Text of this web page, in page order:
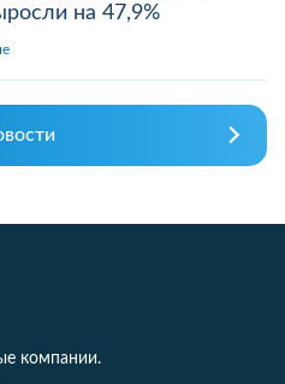
на 47,9%
компании.